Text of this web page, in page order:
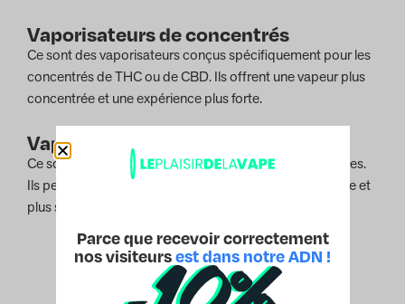
Vaporisateurs de concentrés
Ce sont des vaporisateurs conçus spécifiquement pour les
concentrés de THC ou de CBD. Ils offrent une vapeur plus
concentrée et une expérience plus forte.
Vaporisateurs d'herbes sèches
Ce sont des vaporisateurs conçus pour les herbes sèches.
Ils peuvent offrir une expérience de vapeur plus naturelle et
plus saine.
Parce que recevoir correctement
nos visiteursest dans notre ADN !